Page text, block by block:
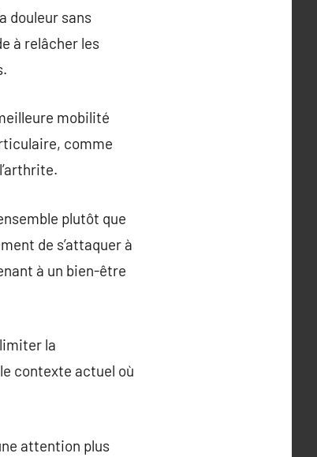
douleur sans
à relâcher les
mobilité
comme
plutôt que
de s’attaquer à
à un bien-être
la
contexte actuel où
attention plus